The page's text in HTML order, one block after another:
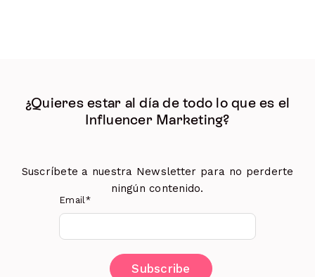
¿Quieres estar al día de todo lo que es el
Influencer Marketing?
Suscríbete a nuestra Newsletter para no perderte
ningún contenido.
Email *